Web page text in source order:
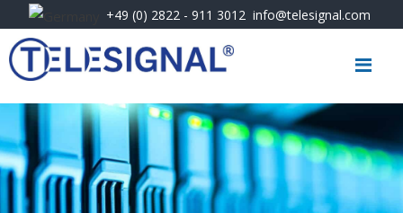
+49 (0) 2822 - 911 3012 info@telesignal.com